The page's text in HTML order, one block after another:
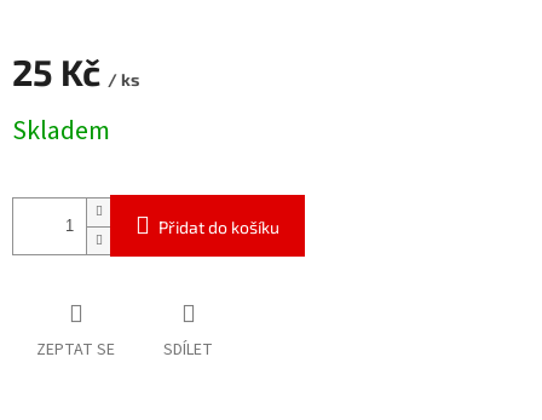
25 Kč / ks
cena:
Skladem
Přidat do košíku
ZEPTAT SE SDÍLET